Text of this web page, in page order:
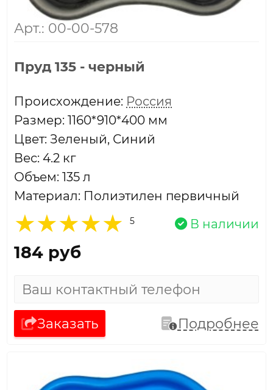
Арт.: 00-00-578
Пруд 135 - черный
Проиcхождение: Россия
Размер: 1160*910*400 мм
Цвет: Зеленый, Синий
Вес: 4.2 кг
Объем: 135 л
Материал: Полиэтилен первичный
5 В наличии
184 руб
Заказать Подробнее